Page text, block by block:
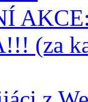
(za